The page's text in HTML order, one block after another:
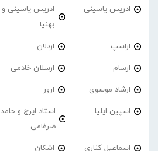
ادریس یاسینی
ادریس یاسینی و
بهنیا
اراسپ اردلان
ارسام ارسلان خادمی
ارشاد موسوی ارور
اسپین ایلیا
استاد ایرج و حامد
ضرغامی
اسماعیل کناری اشکان